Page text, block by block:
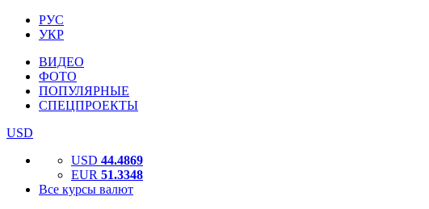
РУС
УКР
ВИДЕО
ФОТО
ПОПУЛЯРНЫЕ
СПЕЦПРОЕКТЫ
USD
USD 44.4869
EUR 51.3348
Все курсы валют